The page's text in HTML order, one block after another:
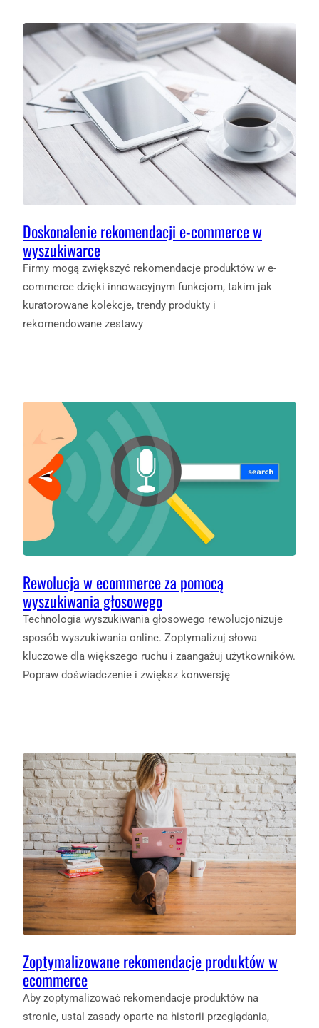
Doskonalenie rekomendacji e-commerce w
wyszukiwarce
Firmy mogą zwiększyć rekomendacje produktów w e-
commerce dzięki innowacyjnym funkcjom, takim jak
kuratorowane kolekcje, trendy produkty i
rekomendowane zestawy
Rewolucja w ecommerce za pomocą
wyszukiwania głosowego
Technologia wyszukiwania głosowego rewolucjonizuje
sposób wyszukiwania online. Zoptymalizuj słowa
kluczowe dla większego ruchu i zaangażuj użytkowników.
Popraw doświadczenie i zwiększ konwersję
Zoptymalizowane rekomendacje produktów w
ecommerce
Aby zoptymalizować rekomendacje produktów na
stronie, ustal zasady oparte na historii przeglądania,